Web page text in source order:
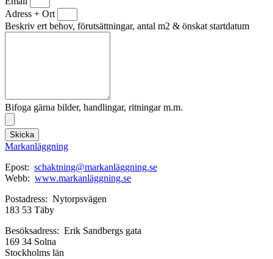
Adress + Ort
Beskriv ert behov, förutsättningar, antal m2 & önskat startdatum
Bifoga gärna bilder, handlingar, ritningar m.m.
Skicka
Markanläggning
Epost: schaktning@markanläggning.se
Webb: www.markanläggning.se
Postadress: Nytorpsvägen
183 53 Täby
Besöksadress: Erik Sandbergs gata
169 34 Solna
Stockholms län